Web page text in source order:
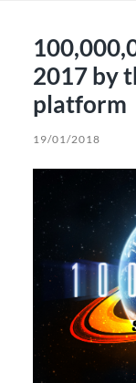
2017 by
platform
19/01/2018